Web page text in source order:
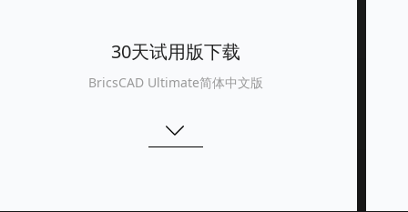
30天试用版下载
BricsCAD Ultimate简体中文版
ꄳ